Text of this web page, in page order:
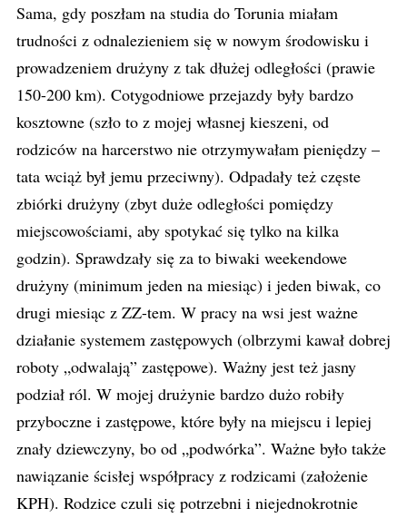
Sama, gdy poszłam na studia do Torunia miałam
trudności z odnalezieniem się w nowym środowisku i
prowadzeniem drużyny z tak dłużej odległości (prawie
150-200 km). Cotygodniowe przejazdy były bardzo
kosztowne (szło to z mojej własnej kieszeni, od
rodziców na harcerstwo nie otrzymywałam pieniędzy –
tata wciąż był jemu przeciwny). Odpadały też częste
zbiórki drużyny (zbyt duże odległości pomiędzy
miejscowościami, aby spotykać się tylko na kilka
godzin). Sprawdzały się za to biwaki weekendowe
drużyny (minimum jeden na miesiąc) i jeden biwak, co
drugi miesiąc z ZZ-tem. W pracy na wsi jest ważne
działanie systemem zastępowych (olbrzymi kawał dobrej
roboty „odwalają” zastępowe). Ważny jest też jasny
podział ról. W mojej drużynie bardzo dużo robiły
przyboczne i zastępowe, które były na miejscu i lepiej
znały dziewczyny, bo od „podwórka”. Ważne było także
nawiązanie ścisłej współpracy z rodzicami (założenie
KPH). Rodzice czuli się potrzebni i niejednokrotnie